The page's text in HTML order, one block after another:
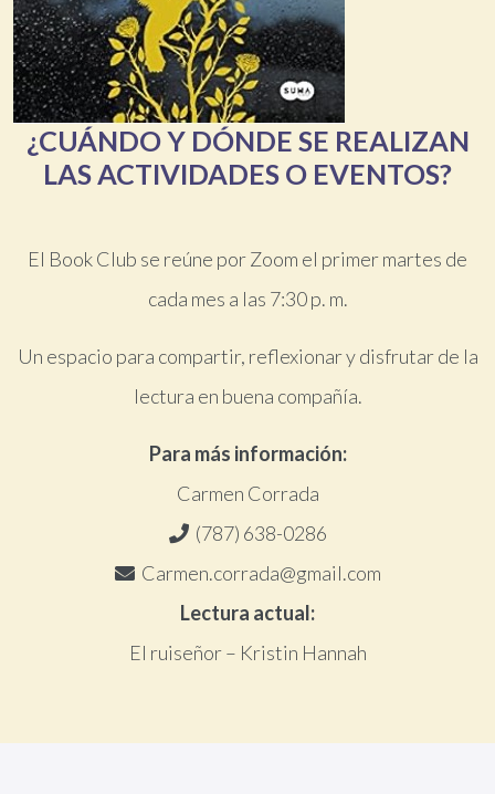
¿CUÁNDO Y DÓNDE SE REALIZAN
LAS ACTIVIDADES O EVENTOS?
El Book Club se reúne por Zoom el primer martes de
cada mes a las 7:30 p. m.
Un espacio para compartir, reflexionar y disfrutar de la
lectura en buena compañía.
Para más información:
Carmen Corrada
(787) 638-0286
Carmen.corrada@gmail.com
Lectura actual:
El ruiseñor – Kristin Hannah